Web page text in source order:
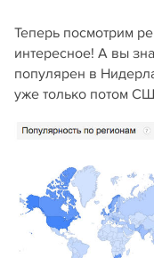
Теперь посмотрим
интересное! А вы
популярен в
уже только потом